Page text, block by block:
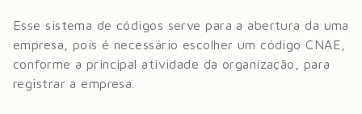
Esse sistema de códigos serve para a abertura da uma
empresa, pois é necessário escolher um código CNAE,
conforme a principal atividade da organização, para
registrar a empresa.